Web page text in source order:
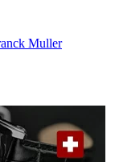
Muller